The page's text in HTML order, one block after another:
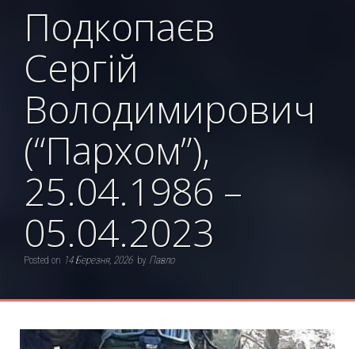
Подкопаєв
Сергій
Володимирович
(“Пархом”),
25.04.1986 –
05.04.2023
Posted on 14 Березня, 2026 by Павло